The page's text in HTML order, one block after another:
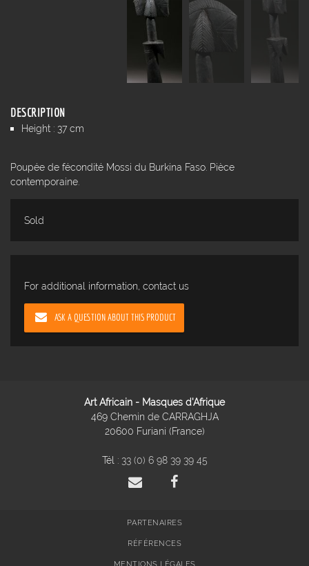
DESCRIPTION
Height : 37 cm
Poupée de fécondité Mossi du Burkina Faso. Pièce
contemporaine.
Sold
For additional information, contact us
ASK A QUESTION ABOUT THIS PRODUCT
Art Africain - Masques d'Afrique
469 Chemin de CARRAGHJA
20600 Furiani (France)
Tél : 33 (0) 6 98 39 39 45
PARTENAIRES
RÉFÉRENCES
MENTIONS LÉGALES